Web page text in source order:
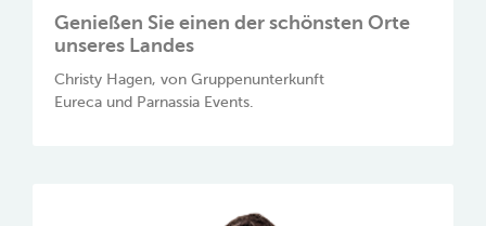
Genießen Sie einen der schönsten Orte
unseres Landes
Christy Hagen, von Gruppenunterkunft
Eureca und Parnassia Events.